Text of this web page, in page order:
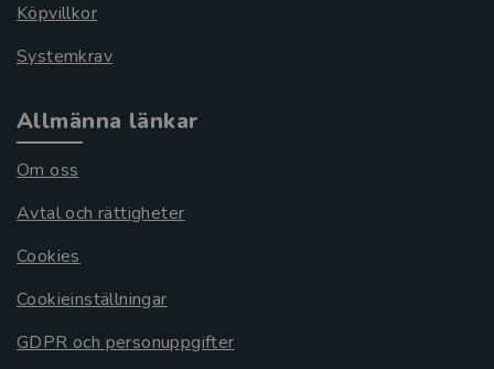
Köpvillkor
Systemkrav
Allmänna länkar
Om oss
Avtal och rättigheter
Cookies
Cookieinställningar
GDPR och personuppgifter